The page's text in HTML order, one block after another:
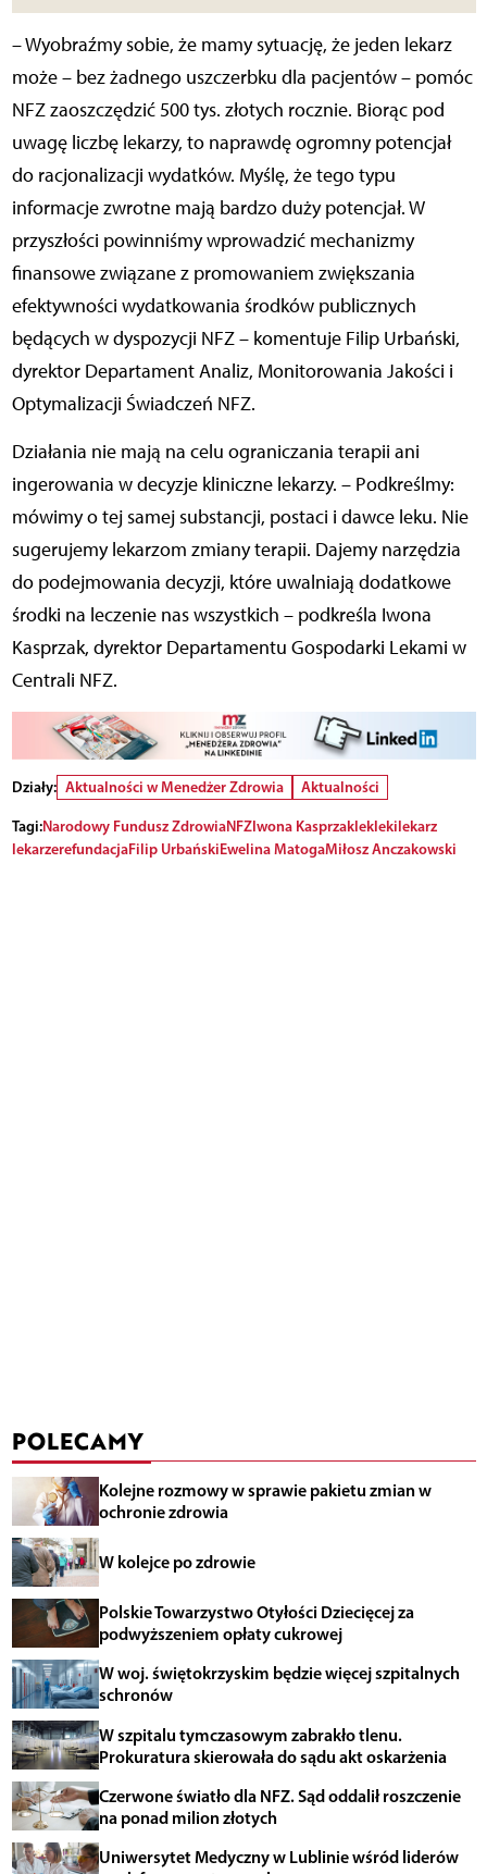
– Wyobraźmy sobie, że mamy sytuację, że jeden lekarz
może – bez żadnego uszczerbku dla pacjentów – pomóc
NFZ zaoszczędzić 500 tys. złotych rocznie. Biorąc pod
uwagę liczbę lekarzy, to naprawdę ogromny potencjał
do racjonalizacji wydatków. Myślę, że tego typu
informacje zwrotne mają bardzo duży potencjał. W
przyszłości powinniśmy wprowadzić mechanizmy
finansowe związane z promowaniem zwiększania
efektywności wydatkowania środków publicznych
będących w dyspozycji NFZ – komentuje Filip Urbański,
dyrektor Departament Analiz, Monitorowania Jakości i
Optymalizacji Świadczeń NFZ.
Działania nie mają na celu ograniczania terapii ani
ingerowania w decyzje kliniczne lekarzy. – Podkreślmy:
mówimy o tej samej substancji, postaci i dawce leku. Nie
sugerujemy lekarzom zmiany terapii. Dajemy narzędzia
do podejmowania decyzji, które uwalniają dodatkowe
środki na leczenie nas wszystkich – podkreśla Iwona
Kasprzak, dyrektor Departamentu Gospodarki Lekami w
Centrali NFZ.
Działy: Aktualności w Menedżer Zdrowia
Aktualności
Tagi:Narodowy Fundusz ZdrowiaNFZIwona Kasprzakleklekilekarz
lekarzerefundacjaFilip UrbańskiEwelina MatogaMiłosz Anczakowski
POLECAMY
Kolejne rozmowy w sprawie pakietu zmian w
ochronie zdrowia
W kolejce po zdrowie
Polskie Towarzystwo Otyłości Dziecięcej za
podwyższeniem opłaty cukrowej
W woj. świętokrzyskim będzie więcej szpitalnych
schronów
W szpitalu tymczasowym zabrakło tlenu.
Prokuratura skierowała do sądu akt oskarżenia
Czerwone światło dla NFZ. Sąd oddalił roszczenie
na ponad milion złotych
Uniwersytet Medyczny w Lublinie wśród liderów